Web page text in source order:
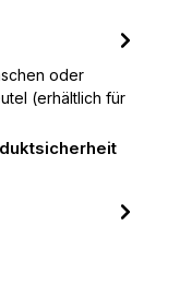
oder
(erhältlich für